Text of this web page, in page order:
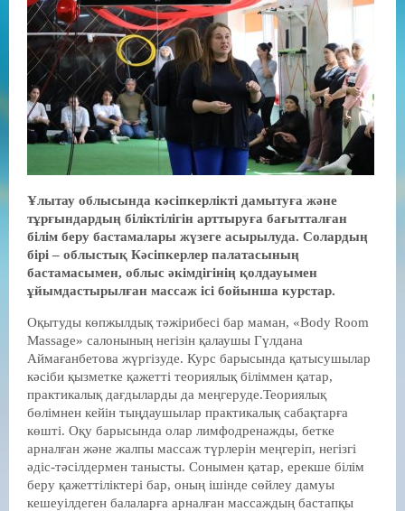
Ұлытау облысында кәсіпкерлікті дамытуға және
тұрғындардың біліктілігін арттыруға бағытталған
білім беру бастамалары жүзеге асырылуда. Солардың
бірі – облыстық Кәсіпкерлер палатасының
бастамасымен, облыс әкімдігінің қолдауымен
ұйымдастырылған массаж ісі бойынша курстар.
Оқытуды көпжылдық тәжірибесі бар маман, «Body Room
Massage» салонының негізін қалаушы Гүлдана
Аймағанбетова жүргізуде. Курс барысында қатысушылар
кәсіби қызметке қажетті теориялық біліммен қатар,
практикалық дағдыларды да меңгеруде.Теориялық
бөлімнен кейін тыңдаушылар практикалық сабақтарға
көшті. Оқу барысында олар лимфодренажды, бетке
арналған және жалпы массаж түрлерін меңгеріп, негізгі
әдіс-тәсілдермен танысты. Сонымен қатар, ерекше білім
беру қажеттіліктері бар, оның ішінде сөйлеу дамуы
кешеуілдеген балаларға арналған массаждың бастапқы